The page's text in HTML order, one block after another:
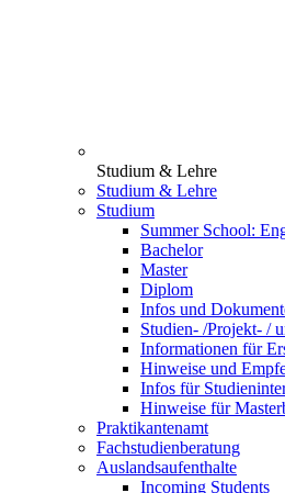
Studium & Lehre
Studium & Lehre
Studium
Summer School:
Bachelor
Master
Diplom
Infos und
Studien- /Projekt- /
Informationen für
Hinweise und
Infos für
Hinweise für
Praktikantenamt
Fachstudienberatung
Auslandsaufenthalte
Incoming Students